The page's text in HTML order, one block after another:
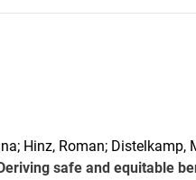
Hinz, Roman; Distelkamp,
safe and equitable